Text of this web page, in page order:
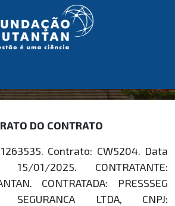
DO CONTRATO
Contrato: CW5204. Data
01/2025. CONTRATANTE:
CONTRATADA: PRESSSEG
SEGURANCA LTDA, CNPJ: